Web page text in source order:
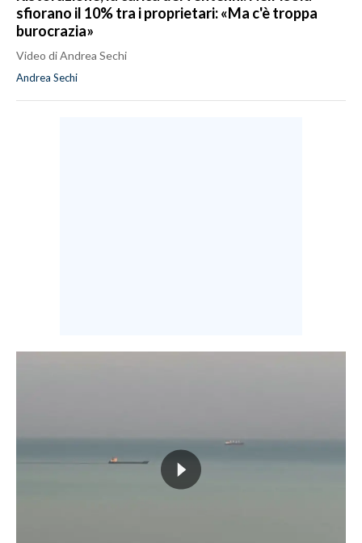
sfiorano il 10% tra i proprietari: «Ma c'è troppa
burocrazia»
Video di Andrea Sechi
Andrea Sechi